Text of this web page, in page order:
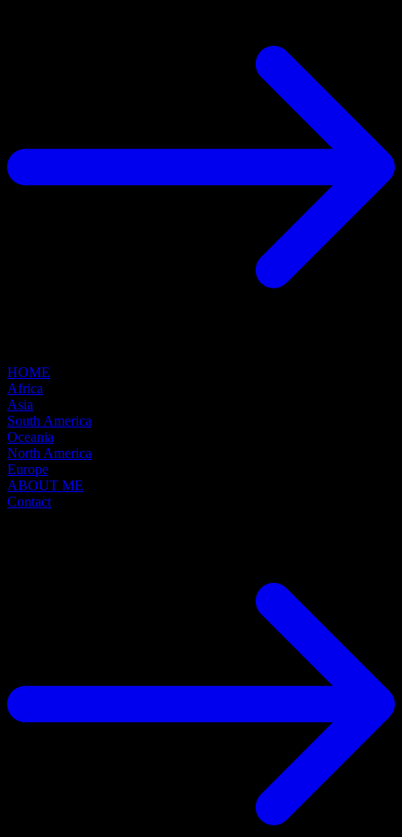
HOME
Africa
Asia
South America
Oceania
North America
Europe
ABOUT ME
Contact